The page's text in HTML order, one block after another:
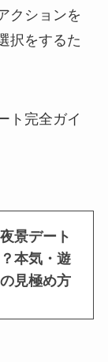
クションを
択をするた
ト完全ガイ
景デート
本気・遊
見極め方